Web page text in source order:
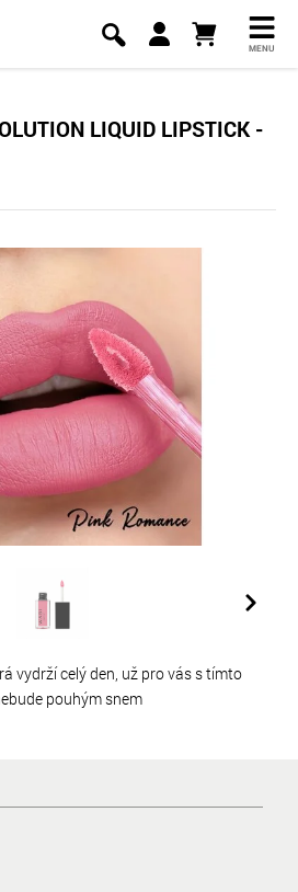
MENU
LIQUID LIPSTICK -
vydrží celý den, už pro vás s tímto
pouhým snem